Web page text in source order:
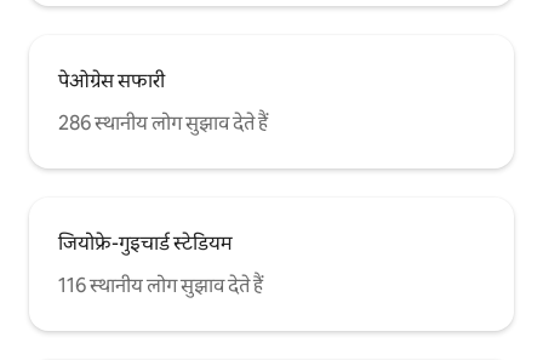
पेओग्रेस सफारी
286 स्थानीय लोग सुझाव देते हैं
जियोफ्रे-गुइचार्ड स्टेडियम
116 स्थानीय लोग सुझाव देते हैं